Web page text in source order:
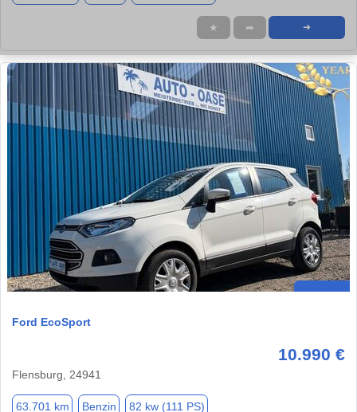
★ ➦ ➜
Ford EcoSport
10.990 €
Flensburg, 24941
63.701 km Benzin 82 kw (111 PS)